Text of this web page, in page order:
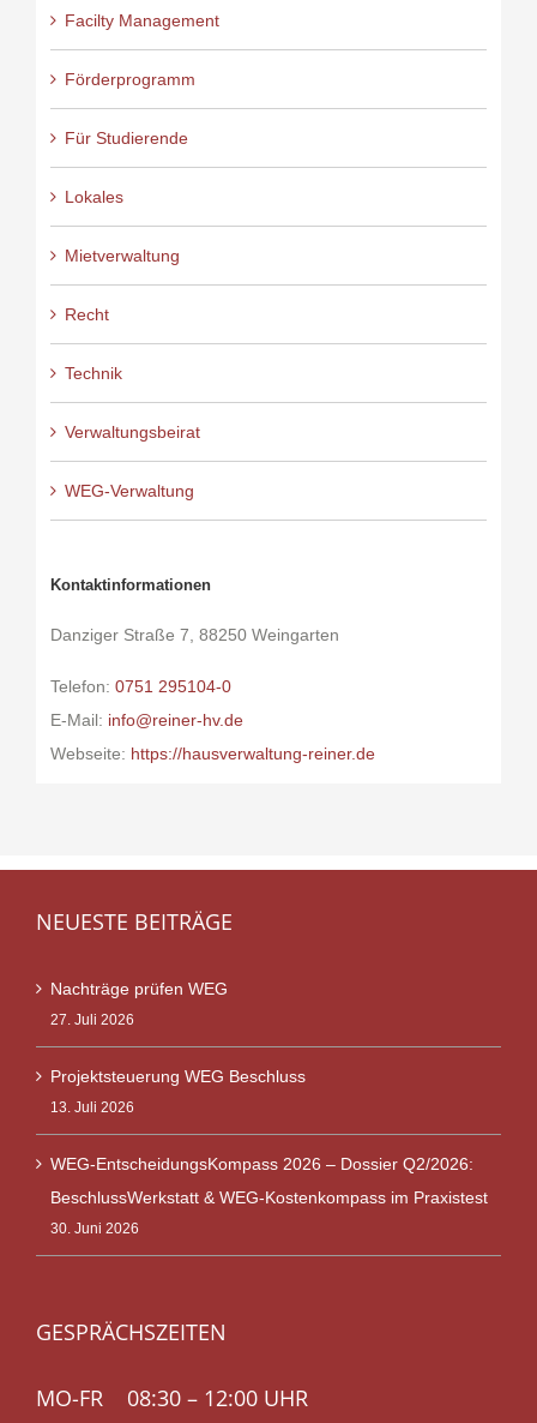
Facilty Management
Förderprogramm
Für Studierende
Lokales
Mietverwaltung
Recht
Technik
Verwaltungsbeirat
WEG-Verwaltung
Kontaktinformationen
Danziger Straße 7, 88250 Weingarten
Telefon: 0751 295104-0
E-Mail: info@reiner-hv.de
Webseite: https://hausverwaltung-reiner.de
NEUESTE BEITRÄGE
Nachträge prüfen WEG
27. Juli 2026
Projektsteuerung WEG Beschluss
13. Juli 2026
WEG-EntscheidungsKompass 2026 – Dossier Q2/2026:
BeschlussWerkstatt & WEG-Kostenkompass im Praxistest
30. Juni 2026
GESPRÄCHSZEITEN
MO-FR 08:30 – 12:00 UHR